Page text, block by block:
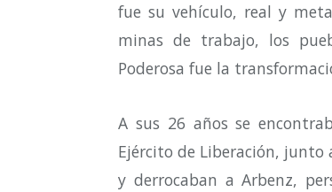
fue su vehículo, real y
minas de trabajo, los
Poderosa fue la
A sus 26 años se
Ejército de Liberación, junto
y derrocaban a Arbenz,